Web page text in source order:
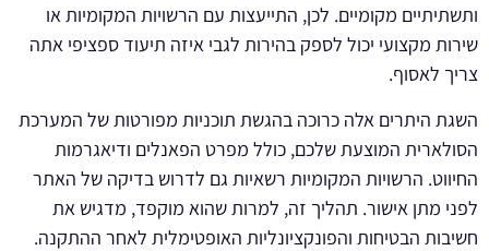
ותשתיתיים מקומיים. לכן, התייעצות עם הרשויות המקומיות או
שירות מקצועי יכול לספק בהירות לגבי איזה תיעוד ספציפי אתה
צריך לאסוף.
השגת היתרים אלה כרוכה בהגשת תוכניות מפורטות של המערכת
הסולארית המוצעת שלכם, כולל מפרט הפאנלים ודיאגרמות
החיווט. הרשויות המקומיות רשאיות גם לדרוש בדיקה של האתר
לפני מתן אישור. תהליך זה, למרות שהוא מוקפד, מדגיש את
חשיבות הבטיחות והפונקציונליות האופטימלית לאחר ההתקנה.